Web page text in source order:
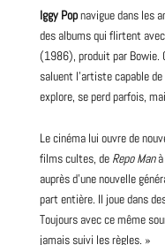
Iggy Popnavigue dans les
des albumsqui flirtent
(1986), produit par Bowie.
saluent l’artiste capable
explore, se perd parfois,
Le cinéma lui ouvre de
filmscultes, de Repo Manà
auprès d’une nouvelle
part entière. Il joue dans
Toujours avec ce même
jamais suivi les règles. »